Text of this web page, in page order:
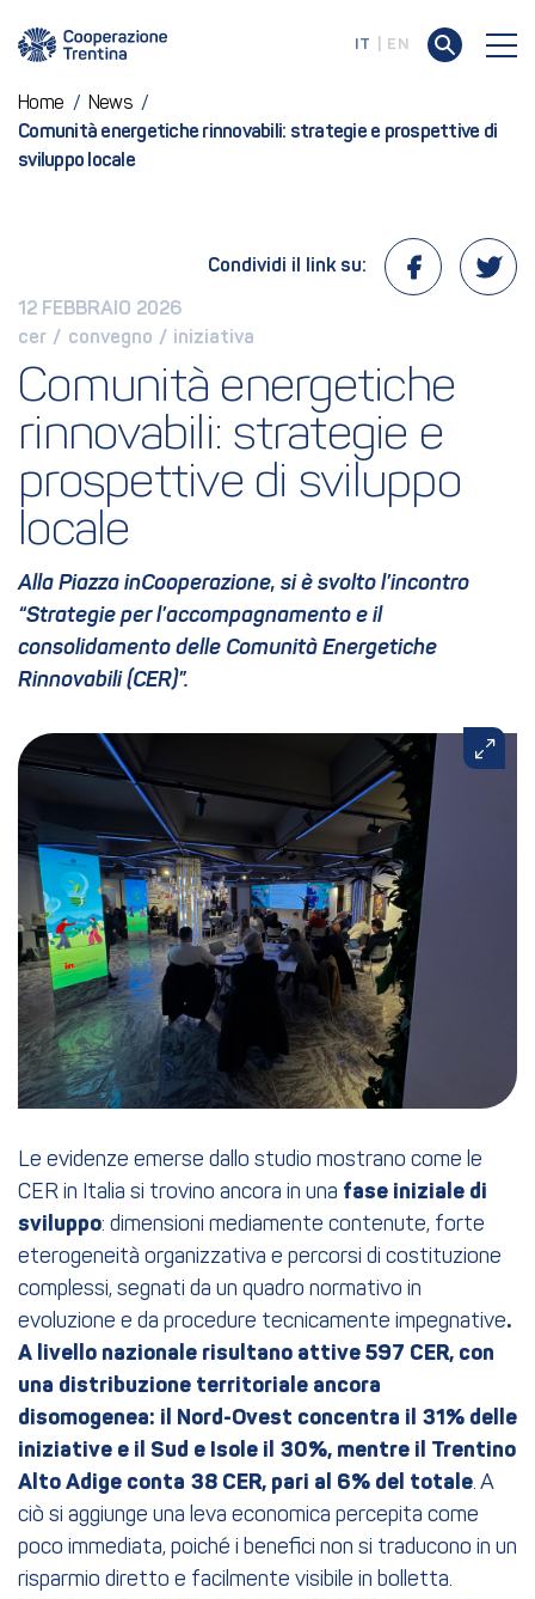
IT EN
Home / News /
Comunità energetiche rinnovabili: strategie e prospettive di
sviluppo locale
12 FEBBRAIO 2026
cer / convegno / iniziativa
Condividi il link su:
Comunità energetiche
rinnovabili: strategie e
prospettive di sviluppo
locale
Alla Piazza inCooperazione, si è svolto l’incontro
“Strategie per l’accompagnamento e il
consolidamento delle Comunità Energetiche
Rinnovabili (CER)”.
Le evidenze emerse dallo studio mostrano come le
CER in Italia si trovino ancora in una fase iniziale di
sviluppo: dimensioni mediamente contenute, forte
eterogeneità organizzativa e percorsi di costituzione
complessi, segnati da un quadro normativo in
evoluzione e da procedure tecnicamente impegnative.
A livello nazionale risultano attive 597 CER, con
una distribuzione territoriale ancora
disomogenea: il Nord-Ovest concentra il 31% delle
iniziative e il Sud e Isole il 30%, mentre il Trentino
Alto Adige conta 38 CER, pari al 6% del totale. A
ciò si aggiunge una leva economica percepita come
poco immediata, poiché i benefici non si traducono in un
risparmio diretto e facilmente visibile in bolletta.